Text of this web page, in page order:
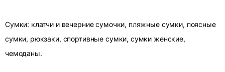
Сумки: клатчи и вечерние сумочки, пляжные сумки, поясные
сумки, рюкзаки, спортивные сумки, сумки женские,
чемоданы.